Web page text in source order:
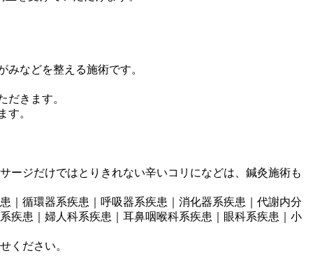
などを整える施術です。
だきます。
す。
ージだけではとりきれない辛いコリになどは、鍼灸施術も
｜循環器系疾患｜呼吸器系疾患｜消化器系疾患｜代謝内分
疾患｜婦人科系疾患｜耳鼻咽喉科系疾患｜眼科系疾患｜小
ください。